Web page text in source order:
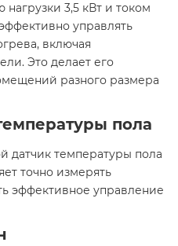
3,5 кВт и током
управлять
включая
Это делает его
разного размера
пола
датчик температуры пола
точно измерять
эффективное управление